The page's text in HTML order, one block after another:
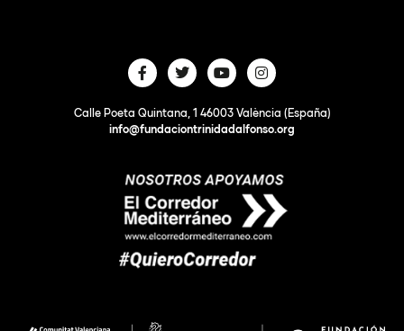
Calle Poeta Quintana, 1 46003 València (España)
info@fundaciontrinidadalfonso.org